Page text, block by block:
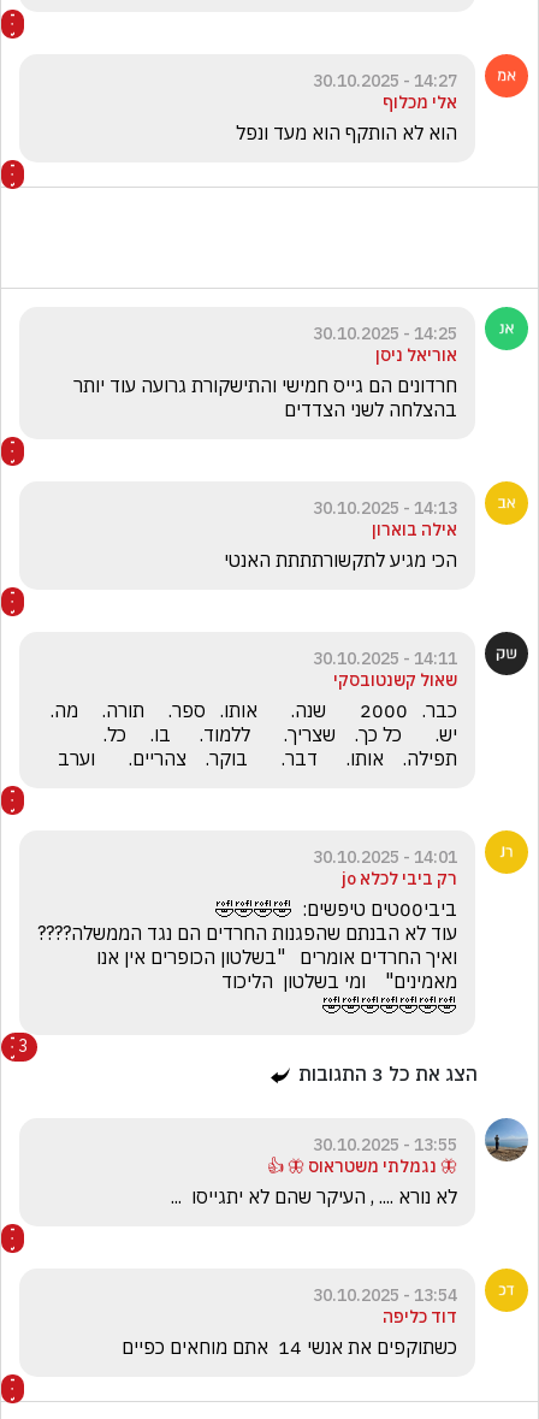
14:27 - 30.10.2025
אלי מכלוף
הוא לא הותקף הוא מעד ונפל
14:25 - 30.10.2025
אוריאל ניסן
בהצלחה לשני הצדדים
14:13 - 30.10.2025
אילה בוארון
הכי מגיע לתקשורתתתת האנטי
14:11 - 30.10.2025
שאול קשנטובסקי
תפילה.    אותו.      דבר.       בוקר.    צהריים.       וערב
14:01 - 30.10.2025
רק ביבי לכלא jo
🤣🤣🤣🤣🤣🤣🤣
3
הצג את כל 3 התגובות
13:55 - 30.10.2025
🦋 נגמלתי משטראוס 🦋 👍
לא נורא .... , העיקר שהם לא יתגייסו  ...
13:54 - 30.10.2025
דוד כליפה
כשתוקפים את אנשי 14  אתם מוחאים כפיים